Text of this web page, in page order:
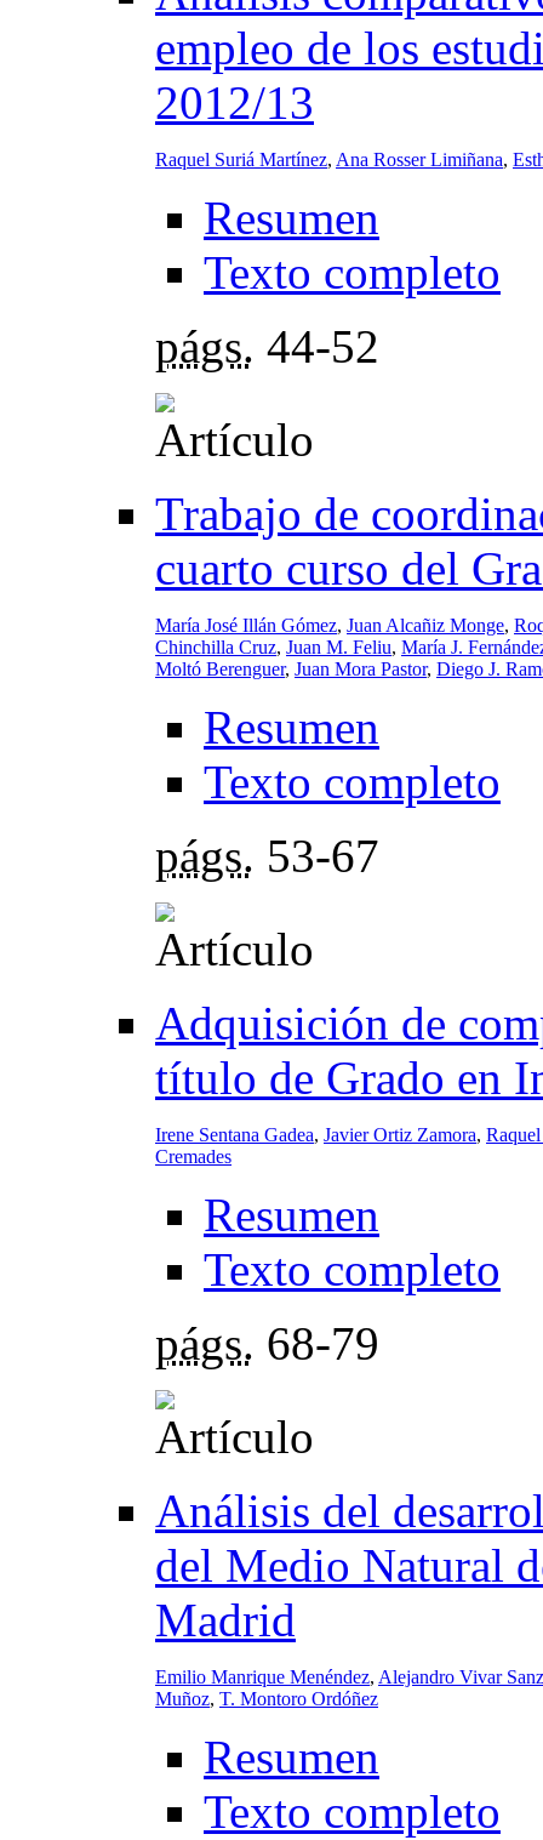
empleo de los
2012/13
Raquel Suriá Martínez, Ana Rosser Limiñana,
Resumen
Texto completo
págs. 44-52
Trabajo de
cuarto curso del
María José Illán Gómez, Juan Alcañiz Monge,
Chinchilla Cruz, Juan M. Feliu, María J.
Moltó Berenguer, Juan Mora Pastor, Diego J.
Resumen
Texto completo
págs. 53-67
Adquisición de
título de Grado en
Irene Sentana Gadea, Javier Ortiz Zamora,
Cremades
Resumen
Texto completo
págs. 68-79
Análisis del
del Medio Natural
Madrid
Emilio Manrique Menéndez, Alejandro Vivar Sanz
Muñoz, T. Montoro Ordóñez
Resumen
Texto completo